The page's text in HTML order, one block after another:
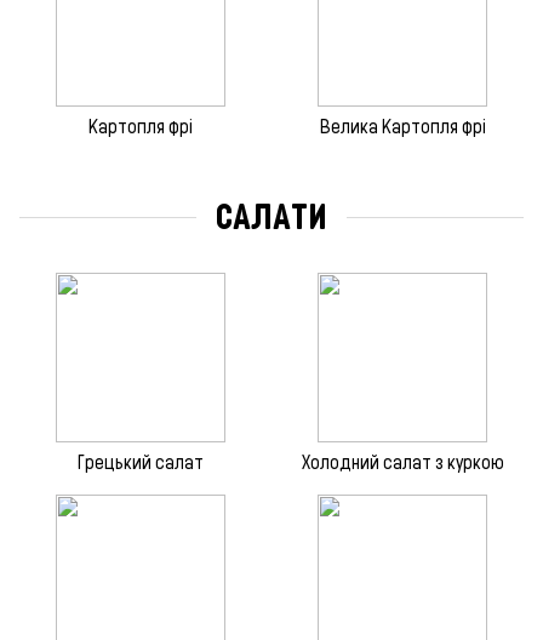
Картопля фрі Велика Картопля фрi
САЛАТИ
Грецький салат Холодний салат з куркою